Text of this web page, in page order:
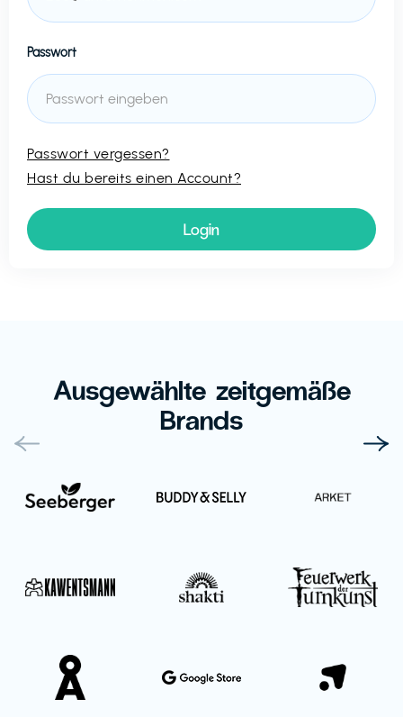
Passwort
Passwort vergessen?
Hast du bereits einen Account?
Ausgewählte zeitgemäße
Brands